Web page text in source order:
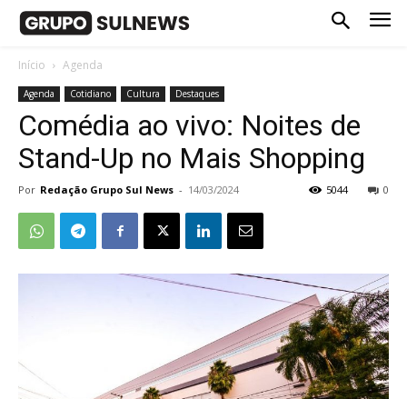
Início Agenda
Agenda Cotidiano Cultura Destaques
Comédia ao vivo: Noites de
Stand-Up no Mais Shopping
Por Redação Grupo Sul News - 14/03/2024 0
5044